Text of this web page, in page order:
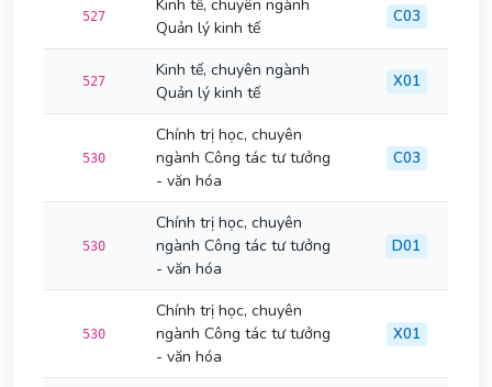
527
Kinh tế, chuyên ngành
Quản lý kinh tế
C03
527
Kinh tế, chuyên ngành
Quản lý kinh tế
X01
530
Chính trị học, chuyên
ngành Công tác tư tưởng
- văn hóa
C03
530
Chính trị học, chuyên
ngành Công tác tư tưởng
- văn hóa
D01
530
Chính trị học, chuyên
ngành Công tác tư tưởng
- văn hóa
X01